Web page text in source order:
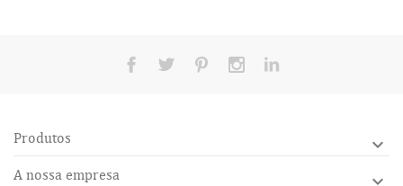
Produtos 
A nossa empresa